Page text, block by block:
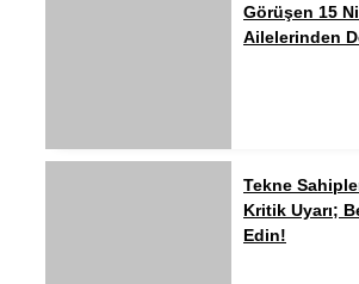
Görüşen 15
Ailelerinden
Tekne
Kritik Uyarı;
Edin!